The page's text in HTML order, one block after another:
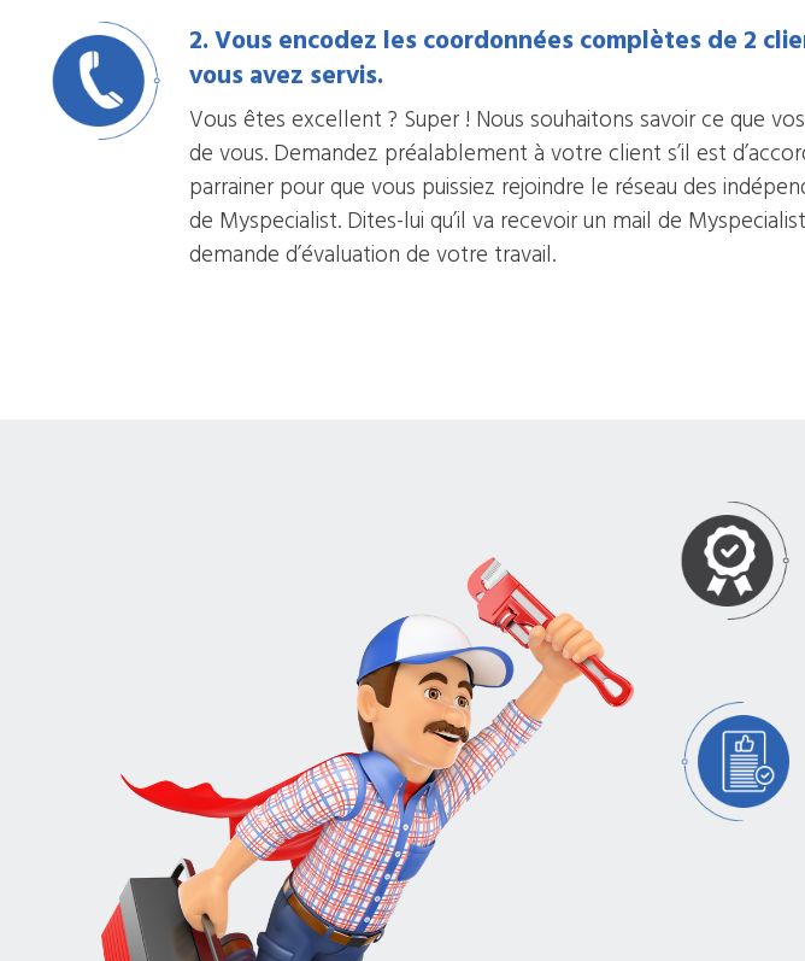
2. Vous encodez les coordonnées complètes de 2
vous avez servis.
Vous êtes excellent ? Super ! Nous souhaitons savoir ce que
de vous. Demandez préalablement à votre client s’il est
parrainer pour que vous puissiez rejoindre le réseau des
de Myspecialist. Dites-lui qu’il va recevoir un mail de
demande d’évaluation de votre travail.